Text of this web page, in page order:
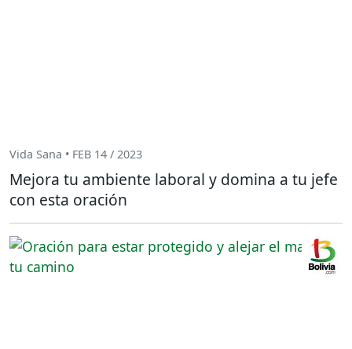
Vida Sana • FEB 14 / 2023
Mejora tu ambiente laboral y domina a tu jefe
con esta oración